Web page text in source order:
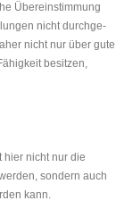
Überein­stimmung
nicht durchge­
nicht nur über gute
besitzen,
hier nicht nur die
sondern auch
kann.